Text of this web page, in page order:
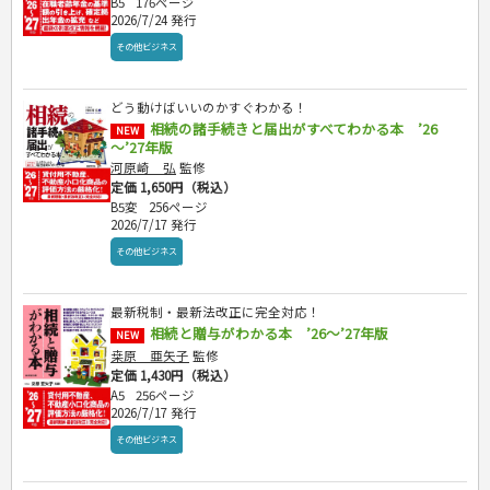
2026/7/24 発行
その他ビジネス
どう動けばいいのかすぐわかる！
NEW
相続の諸手続きと届出がすべてわかる本 ’26
～’27年版
河原崎 弘監修
定価 1,650円（税込）
B5変
256ページ
2026/7/17 発行
その他ビジネス
最新税制・最新法改正に完全対応！
NEW 相続と贈与がわかる本 ’26～’27年版
桒原 亜矢子 監修
定価 1,430円（税込）
A5
256ページ
2026/7/17 発行
その他ビジネス